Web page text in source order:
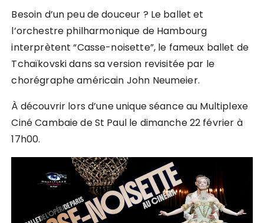
Besoin d’un peu de douceur ? Le ballet et
l’orchestre philharmonique de Hambourg
interprètent “Casse-noisette”, le fameux ballet de
Tchaïkovski dans sa version revisitée par le
chorégraphe américain John Neumeier.
À découvrir lors d’une unique séance au Multiplexe
Ciné Cambaie de St Paul le dimanche 22 février à
17h00.